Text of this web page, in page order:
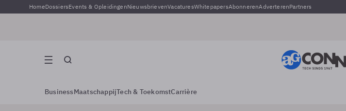
HomeDossiersEvents & OpleidingenNieuwsbrievenVacaturesWhitepapersAbonnerenAdverterenPartners
BusinessMaatschappijTech & ToekomstCarrière